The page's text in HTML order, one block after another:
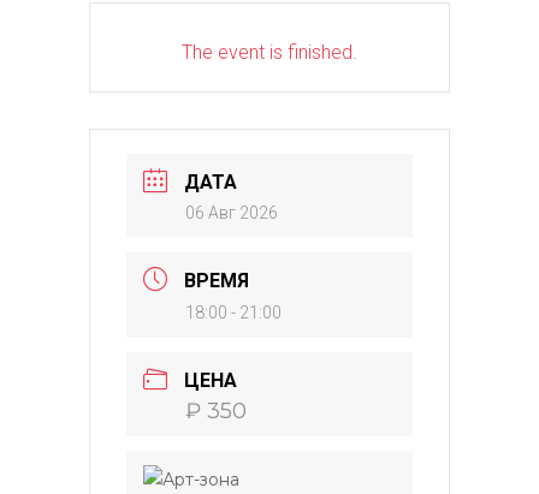
The event is finished.
ДАТА
06 Авг 2026
ВРЕМЯ
18:00 - 21:00
ЦЕНА
₽ 350